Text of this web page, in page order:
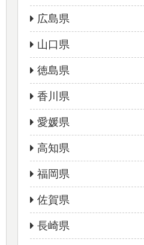
広島県
山口県
徳島県
香川県
愛媛県
高知県
福岡県
佐賀県
長崎県